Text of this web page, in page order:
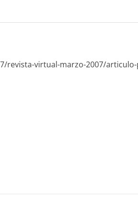
revista-virtual-marzo-2007/